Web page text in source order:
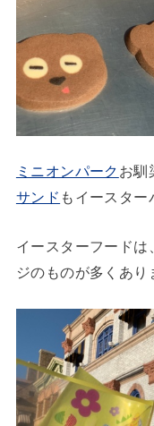
ミニオンパーク お馴
サンド もイースター
イースターフード
ジのものが多くあり